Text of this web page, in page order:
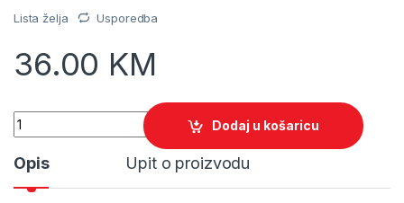
Lista želja Usporedba
36.00 KM
Quantity
Dodaj u košaricu
Opis Upit o proizvodu